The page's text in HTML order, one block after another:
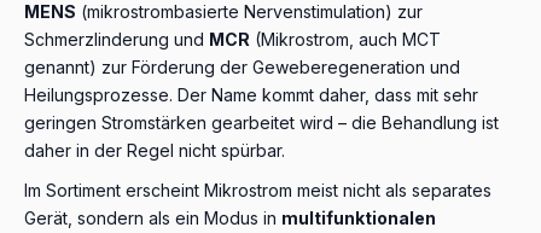
MENS (mikrostrombasierte Nervenstimulation) zur
Schmerzlinderung und MCR (Mikrostrom, auch MCT
genannt) zur Förderung der Geweberegeneration und
Heilungsprozesse. Der Name kommt daher, dass mit sehr
geringen Stromstärken gearbeitet wird – die Behandlung ist
daher in der Regel nicht spürbar.
Im Sortiment erscheint Mikrostrom meist nicht als separates
Gerät, sondern als ein Modus in multifunktionalen